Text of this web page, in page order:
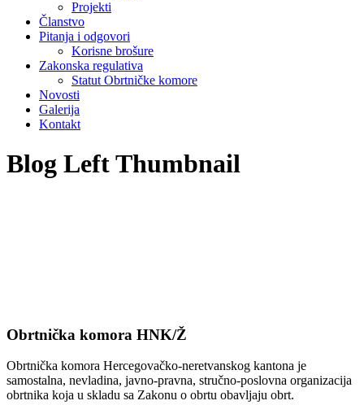
Projekti
Članstvo
Pitanja i odgovori
Korisne brošure
Zakonska regulativa
Statut Obrtničke komore
Novosti
Galerija
Kontakt
Blog Left Thumbnail
Obrtnička komora HNK/Ž
Obrtnička komora Hercegovačko-neretvanskog kantona je
samostalna, nevladina, javno-pravna, stručno-poslovna organizacija
obrtnika koja u skladu sa Zakonu o obrtu obavljaju obrt.